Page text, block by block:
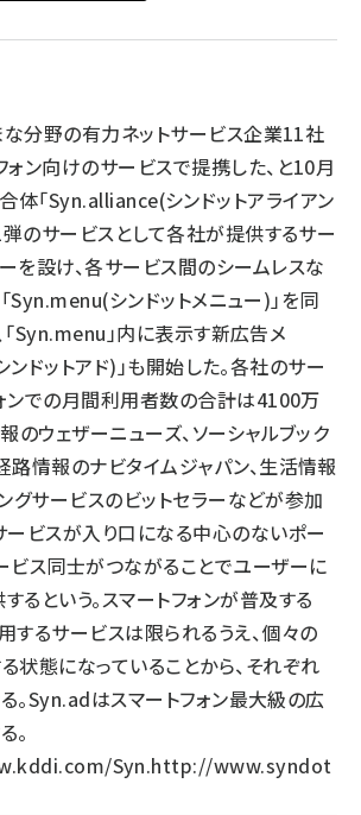
な分野の有力ネットサービス企業11社
ォン向けのサービスで提携した、と10月
体「Syn.alliance(シンドットアライアン
弾のサービスとして各社が提供するサー
を設け、各サービス間のシームレスな
Syn.menu(シンドットメニュー)」を同
「Syn.menu」内に表示す新広告メ
ドットアド)」も開始した。各社のサー
ンでの月間利用者数の合計は4100万
のウェザーニューズ、ソーシャルブック
路情報のナビタイムジャパン、生活情報
グサービスのビットセラーなどが参加
ービスが入り口になる中心のないポー
ビス同士がつながることでユーザーに
るという。スマートフォンが普及する
するサービスは限られるうえ、個々の
状態になっていることから、それぞれ
。Syn.adはスマートフォン最大級の広
。
Syn.http://www.syndot